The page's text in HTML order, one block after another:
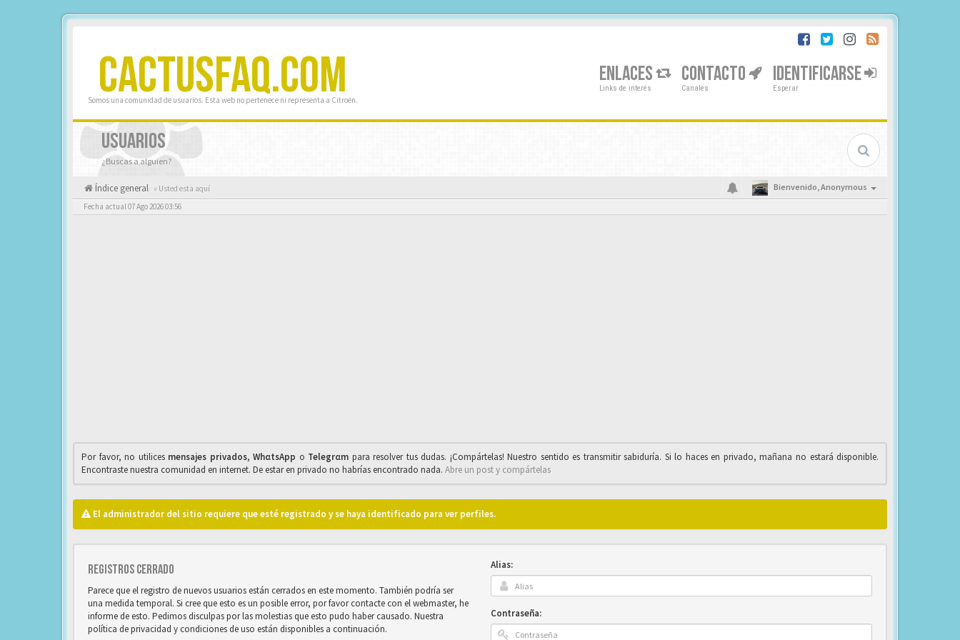
CACTUSFAQ.COM
Somos una comunidad de usuarios. Esta web no pertenece ni representa a Citroën.
ENLACES
Links de interés
CONTACTO
Canales
IDENTIFICARSE
Esperar
USUARIOS
¿Buscas a alguien?
Índice general « Usted esta aquí Bienvenido,Anonymous
Fecha actual 07 Ago 2026 03:56
Por favor, no utilices mensajes privados,WhαtsApp o Telegrαm para resolver tus dudas. ¡Compártelas! Nuestro sentido es transmitir sabiduría. Si lo haces en privado, mañana no estará disponible.
Encontraste nuestra comunidad en internet. De estar en privado no habrías encontrado nada. Abre un post y compártelas
El administrador del sitio requiere que esté registrado y se haya identificado para ver perfiles.
Registros cerrado
Parece que el registro de nuevos usuarios están cerrados en este momento. También podría ser
una medida temporal. Si cree que esto es un posible error, por favor contacte con el webmaster, he
informe de esto. Pedimos disculpas por las molestias que esto pudo haber causado. Nuestra
política de privacidad y condiciones de uso están disponibles a continuación.
Alias:
Contraseña: